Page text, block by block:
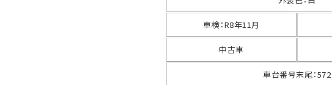
車検：R8年11月
中古車
車台番号末尾：572